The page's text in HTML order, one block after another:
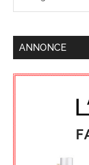
ANNONCE